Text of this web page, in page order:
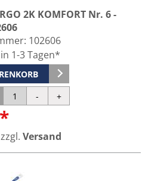
2K KOMFORT Nr. 6 -
102606
1-3 Tagen*
Versand